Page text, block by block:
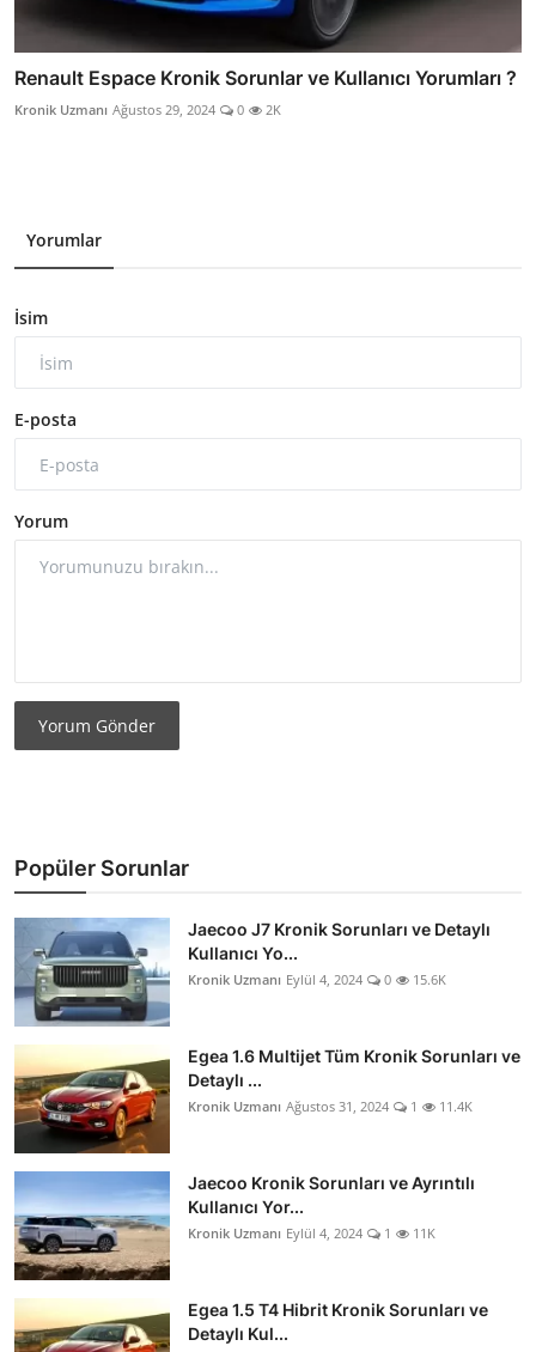
Renault Espace Kronik Sorunlar ve Kullanıcı Yorumları ?
Kronik Uzmanı Ağustos 29, 2024 0 2K
Yorumlar
İsim
E-posta
Yorum
Yorum Gönder
Popüler Sorunlar
Jaecoo J7 Kronik Sorunları ve Detaylı
Kullanıcı Yo...
Kronik Uzmanı Eylül 4, 2024 0 15.6K
Egea 1.6 Multijet Tüm Kronik Sorunları ve
Detaylı ...
Kronik Uzmanı Ağustos 31, 2024 1 11.4K
Jaecoo Kronik Sorunları ve Ayrıntılı
Kullanıcı Yor...
Kronik Uzmanı Eylül 4, 2024 1 11K
Egea 1.5 T4 Hibrit Kronik Sorunları ve
Detaylı Kul...